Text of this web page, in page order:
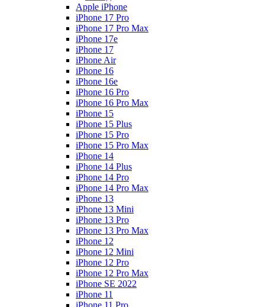
Apple iPhone
iPhone 17 Pro
iPhone 17 Pro Max
iPhone 17e
iPhone 17
iPhone Air
iPhone 16
iPhone 16e
iPhone 16 Pro
iPhone 16 Pro Max
iPhone 15
iPhone 15 Plus
iPhone 15 Pro
iPhone 15 Pro Max
iPhone 14
iPhone 14 Plus
iPhone 14 Pro
iPhone 14 Pro Max
iPhone 13
iPhone 13 Mini
iPhone 13 Pro
iPhone 13 Pro Max
iPhone 12
iPhone 12 Mini
iPhone 12 Pro
iPhone 12 Pro Max
iPhone SE 2022
iPhone 11
iPhone 11 Pro